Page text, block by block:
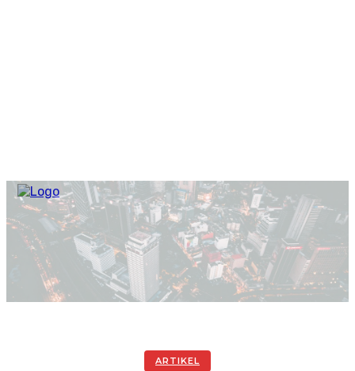
ARTIKEL